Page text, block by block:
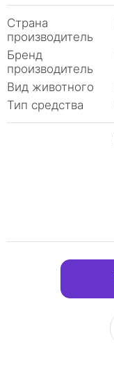
Страна
производитель
Бренд
производитель
Вид животного
Тип средства